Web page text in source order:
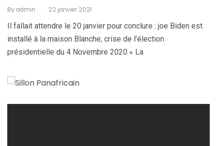
Byadmin . 22 janvier 2021
Il fallait attendre le 20 janvier pour conclure : joe Biden est
installé à la maison Blanche; crise de l’élection
présidentielle du 4 Novembre 2020 « La